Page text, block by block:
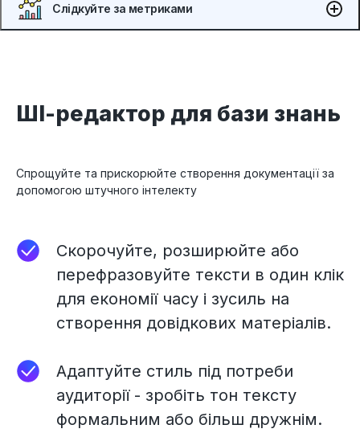
Слідкуйте за метриками
ШІ-редактор для бази знань
Спрощуйте та прискорюйте створення документації за
допомогою штучного інтелекту
Скорочуйте, розширюйте або
перефразовуйте тексти в один клік
для економії часу і зусиль на
створення довідкових матеріалів.
Адаптуйте стиль під потреби
аудиторії - зробіть тон тексту
формальним або більш дружнім.